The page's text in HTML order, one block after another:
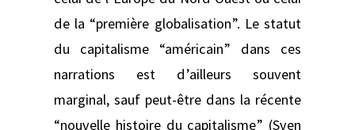
de la “première globalisation”. Le statut
du capitalisme “américain” dans ces
narrations est d’ailleurs souvent
marginal, sauf peut-être dans la récente
“nouvelle histoire du capitalisme” (Sven